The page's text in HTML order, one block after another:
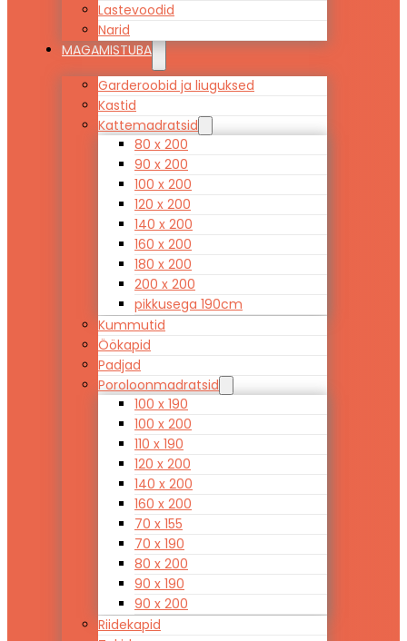
Lastevoodid
Narid
MAGAMISTUBA
Garderoobid ja liuguksed
Kastid
Kattemadratsid
80 x 200
90 x 200
100 x 200
120 x 200
140 x 200
160 x 200
180 x 200
200 x 200
pikkusega 190cm
Kummutid
Öökapid
Padjad
Poroloonmadratsid
100 x 190
100 x 200
110 x 190
120 x 200
140 x 200
160 x 200
70 x 155
70 x 190
80 x 200
90 x 190
90 x 200
Riidekapid